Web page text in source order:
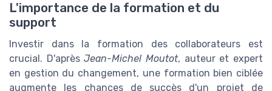
L'importance de la formation et du
support
Investir dans la formation des collaborateurs est
crucial. D'aprèsJean-Michel Moutot, auteur et expert
en gestion du changement, une formation bien ciblée
augmente les chances de succès d'un projet de